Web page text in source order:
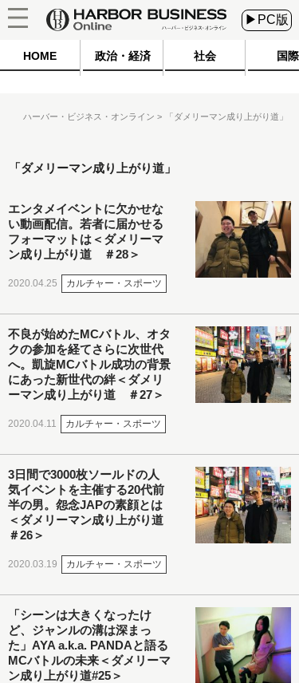
▶PC版
HOME 政治・経済 社会 国際
ハーバー・ビジネス・オンライン 「ダメリーマン成り上がり道」
「ダメリーマン成り上がり道」
エンタメイベントに欠かせな
い動画配信。若者に届かせる
フォーマットは＜ダメリーマ
ン成り上がり道 ＃28＞
2020.04.25 カルチャー・スポーツ
不良が始めたMCバトル、オタ
クの参加を経てさらに次世代
へ。凱旋MCバトル成功の背景
にあった新世代の絆＜ダメリ
ーマン成り上がり道 ＃27＞
2020.04.11 カルチャー・スポーツ
3日間で3000枚ソールドの人
気イベントを主催する20代前
半の男。怨念JAPの素顔とは
＜ダメリーマン成り上がり道
＃26＞
2020.03.19 カルチャー・スポーツ
「シーンは大きくなったけ
ど、ジャンルの溝は深まっ
た」AYA a.k.a. PANDAと語る
MCバトルの未来＜ダメリーマ
ン成り上がり道#25＞